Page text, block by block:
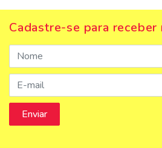
Cadastre-se para